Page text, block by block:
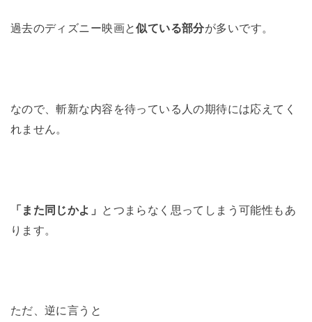
過去のディズニー映画と似ている部分が多いです。
なので、斬新な内容を待っている人の期待には応えてく
れません。
「また同じかよ」
とつまらなく思ってしまう可能性もあ
ります。
ただ、逆に言うと